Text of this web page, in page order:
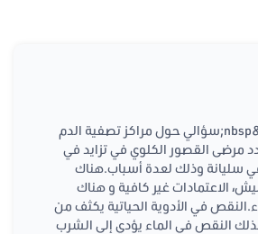
عدد الأسئلة: 1&nbsp;سؤالي حول مراكز تصفية الدم
مرضى القصور الكلوي في تزايد في
سليانة وذلك لعدة أسباب.هناك
الاعتمادات غير كافية و هناك
في الأدوية الحياتية يكثف من
النقص في الماء يؤدي إلى الشرب